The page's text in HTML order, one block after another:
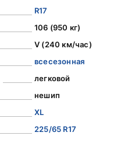
R17
106 (950 кг)
V (240 км/час)
всесезонная
легковой
нешип
XL
225/65 R17